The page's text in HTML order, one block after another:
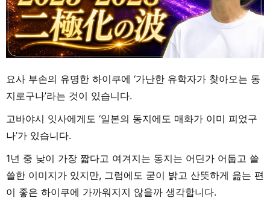
요사 부손의 유명한 하이쿠에 ‘가난한 유학자가 찾아오는 동
지로구나’라는 것이 있습니다.
고바야시 잇사에게도 ‘일본의 동지에도 매화가 이미 피었구
나’가 있습니다.
1년 중 낮이 가장 짧다고 여겨지는 동지는 어딘가 어둡고 쓸
쓸한 이미지가 있지만, 그럼에도 굳이 밝고 산뜻하게 읊는 편
이 좋은 하이쿠에 가까워지지 않을까 생각합니다.